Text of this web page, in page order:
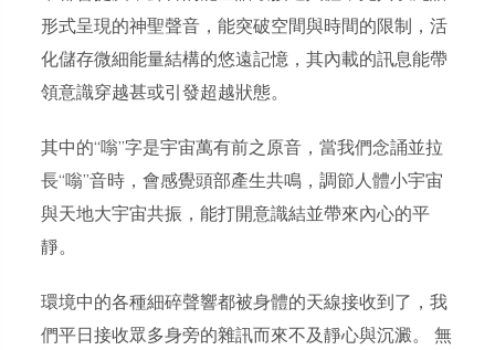
形式呈現的神聖聲音，能突破空間與時間的限制，活
化儲存微細能量結構的悠遠記憶，其內載的訊息能帶
領意識穿越甚或引發超越狀態。
其中的“嗡”字是宇宙萬有前之原音，當我們念誦並拉
長“嗡”音時，會感覺頭部產生共鳴，調節人體小宇宙
與天地大宇宙共振，能打開意識結並帶來內心的平
靜。
環境中的各種細碎聲響都被身體的天線接收到了，我
們平日接收眾多身旁的雜訊而來不及靜心與沉澱。 無